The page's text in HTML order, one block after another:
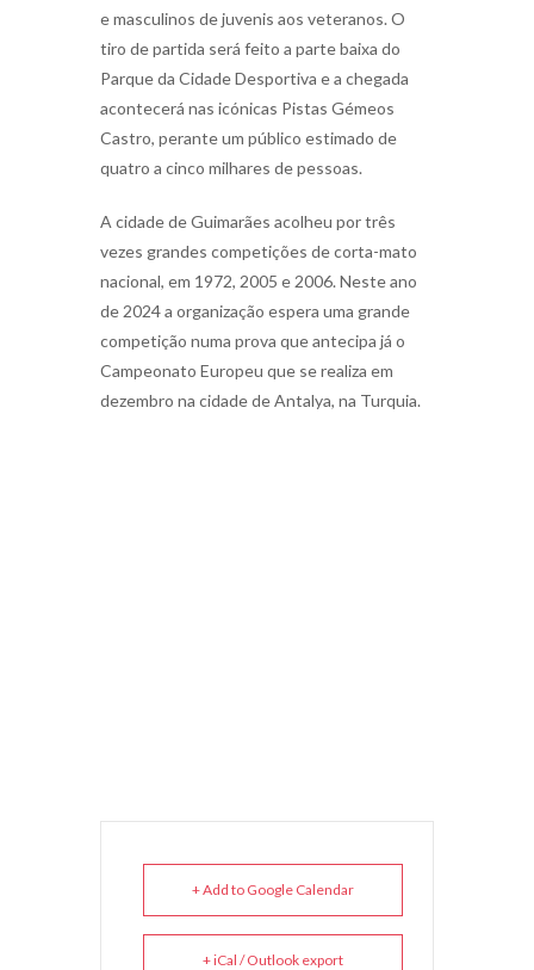
e masculinos de juvenis aos veteranos. O
tiro de partida será feito a parte baixa do
Parque da Cidade Desportiva e a chegada
acontecerá nas icónicas Pistas Gémeos
Castro, perante um público estimado de
quatro a cinco milhares de pessoas.
A cidade de Guimarães acolheu por três
vezes grandes competições de corta-mato
nacional, em 1972, 2005 e 2006. Neste ano
de 2024 a organização espera uma grande
competição numa prova que antecipa já o
Campeonato Europeu que se realiza em
dezembro na cidade de Antalya, na Turquia.
+ Add to Google Calendar
+ iCal / Outlook export